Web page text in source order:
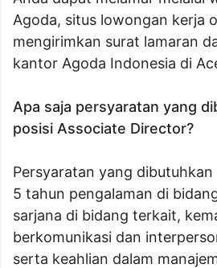
Agoda, situs lowongan kerja
mengirimkan surat lamaran
kantor Agoda Indonesia di
Apa saja persyaratan yang
posisi Associate Director?
Persyaratan yang
5 tahun pengalaman di
sarjana di bidang terkait,
berkomunikasi dan
serta keahlian dalam